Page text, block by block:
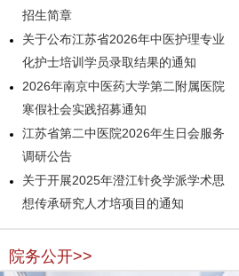
招生简章
关于公布江苏省2026年中医护理专业
化护士培训学员录取结果的通知
2026年南京中医药大学第二附属医院
寒假社会实践招募通知
江苏省第二中医院2026年生日会服务
调研公告
关于开展2025年澄江针灸学派学术思
想传承研究人才培项目的通知
院务公开>>